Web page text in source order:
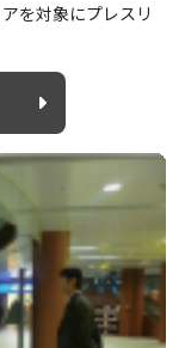
を対象にプレスリ